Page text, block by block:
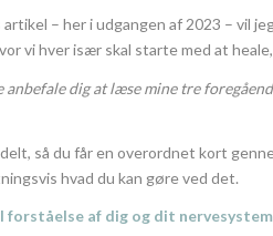
artikel – her i udgangen af 2023 – vil
vi hver især skal starte med at
anbefale dig at læse mine tre
så du får en overordnet kort
hvad du kan gøre ved det.
af dig og dit nervesystem